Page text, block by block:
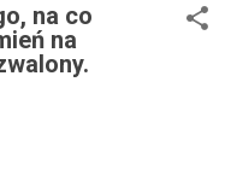
na co
na